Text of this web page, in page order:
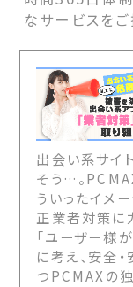
なサービスをご
出会い系サイ
そう…。
ういったイメ
正業者対策に
「ユーザー様
に考え、安全
つPCMAXの